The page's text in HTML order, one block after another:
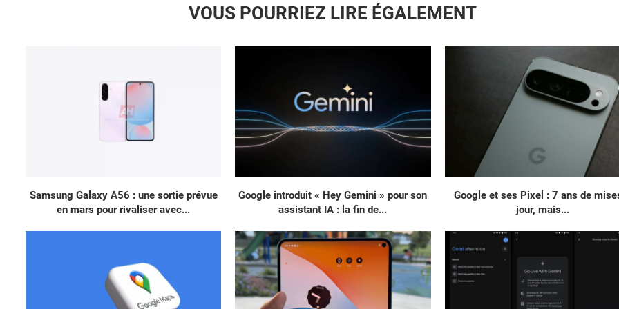
VOUS POURRIEZ LIRE ÉGALEMENT
Samsung Galaxy A56 : une sortie prévue
en mars pour rivaliser avec...
Google introduit « Hey Gemini » pour son
assistant IA : la fin de...
Google et ses Pixel : 7 ans de
jour, mais...